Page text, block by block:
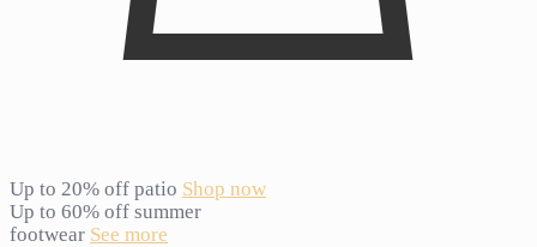
Up to 20% off patio Shop now
Up to 60% off summer
footwear See more